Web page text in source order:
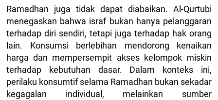
Ramadhan juga tidak dapat diabaikan. Al-Qurtubi
menegaskan bahwa israf bukan hanya pelanggaran
terhadap diri sendiri, tetapi juga terhadap hak orang
lain. Konsumsi berlebihan mendorong kenaikan
harga dan mempersempit akses kelompok miskin
terhadap kebutuhan dasar. Dalam konteks ini,
perilaku konsumtif selama Ramadhan bukan sekadar
kegagalan individual, melainkan sumber